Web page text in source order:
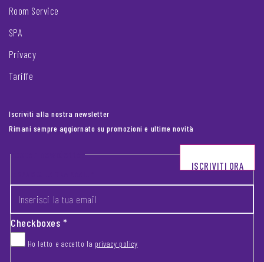
Room Service
SPA
Privacy
Tariffe
Iscriviti alla nostra newsletter
Rimani sempre aggiornato su promozioni e ultime novità
Footer newsletter
Checkboxes*
Ho letto e accetto la privacy policy
ISCRIVITI ORA